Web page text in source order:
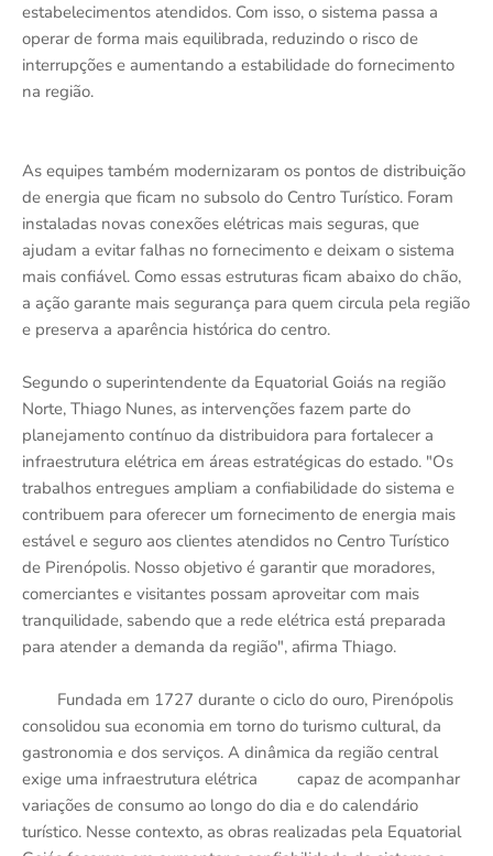
estabelecimentos atendidos. Com isso, o sistema passa a
operar de forma mais equilibrada, reduzindo o risco de
interrupções e aumentando a estabilidade do fornecimento
na região.
As equipes também modernizaram os pontos de distribuição
de energia que ficam no subsolo do Centro Turístico. Foram
instaladas novas conexões elétricas mais seguras, que
ajudam a evitar falhas no fornecimento e deixam o sistema
mais confiável. Como essas estruturas ficam abaixo do chão,
a ação garante mais segurança para quem circula pela região
e preserva a aparência histórica do centro.
Segundo o superintendente da Equatorial Goiás na região
Norte, Thiago Nunes, as intervenções fazem parte do
planejamento contínuo da distribuidora para fortalecer a
infraestrutura elétrica em áreas estratégicas do estado. "Os
trabalhos entregues ampliam a confiabilidade do sistema e
contribuem para oferecer um fornecimento de energia mais
estável e seguro aos clientes atendidos no Centro Turístico
de Pirenópolis. Nosso objetivo é garantir que moradores,
comerciantes e visitantes possam aproveitar com mais
tranquilidade, sabendo que a rede elétrica está preparada
para atender a demanda da região", afirma Thiago.
Fundada em 1727 durante o ciclo do ouro, Pirenópolis
consolidou sua economia em torno do turismo cultural, da
gastronomia e dos serviços. A dinâmica da região central
exige uma infraestrutura elétrica capaz de acompanhar
variações de consumo ao longo do dia e do calendário
turístico. Nesse contexto, as obras realizadas pela Equatorial